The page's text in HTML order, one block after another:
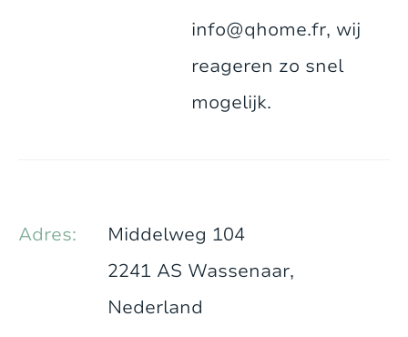
info@qhome.fr, wij
reageren zo snel
mogelijk.
Adres:
Middelweg 104
2241 AS Wassenaar,
Nederland